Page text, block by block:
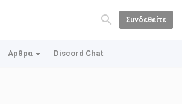
Συνδεθείτε
Αρθρα Discord Chat